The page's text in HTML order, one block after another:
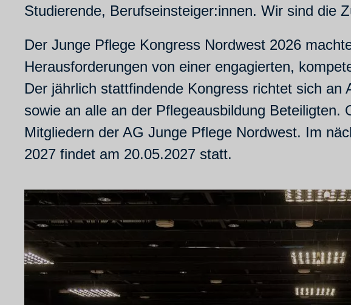
Studierende, Berufseinsteiger:innen. Wir sind die
Der Junge Pflege Kongress Nordwest 2026
Herausforderungen von einer engagierten,
Der jährlich stattfindende Kongress richtet sich
sowie an alle an der Pflegeausbildung
Mitgliedern der AG Junge Pflege Nordwest. Im
2027 findet am 20.05.2027 statt.